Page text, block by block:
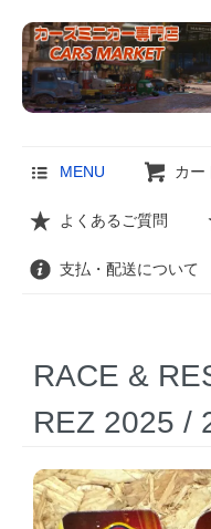
MENU カー
よくあるご質問
支払・配送について
RACE &
REZ 2025 /